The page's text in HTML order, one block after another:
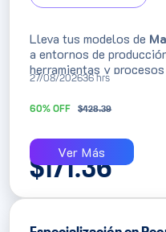
Lleva tus modelos de
a entornos de
herramientas y
desplegar soluciones
técnicos que buscan
enfoque altamente
reales.
27/08/202636 hrs
60% OFF $428.39
$171.36
Ver Más